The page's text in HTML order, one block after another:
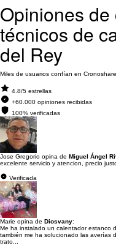
Opiniones
técnicos de
del Rey
Miles de usuarios confían en
4.8/5 estrellas
+60.000 opiniones recibidas
100% verificadas
Jose Gregorio opina de Miguel Ángel
excelente servicio y atencion, precio
Verificada
Marie opina de Diosvany:
Me ha instalado un calentador estanco
también me ha solucionado las averías
trato...